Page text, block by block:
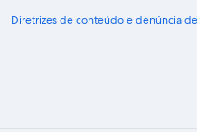
Diretrizes de conteúdo e denúncia